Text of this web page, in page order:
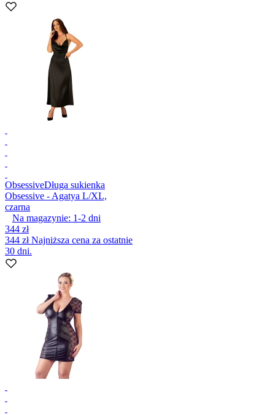
ObsessiveDługa sukienka
Obsessive - Agatya L/XL,
czarna
Na magazynie: 1-2 dni
344 zł
344 złNajniższa cena za ostatnie
30 dni.